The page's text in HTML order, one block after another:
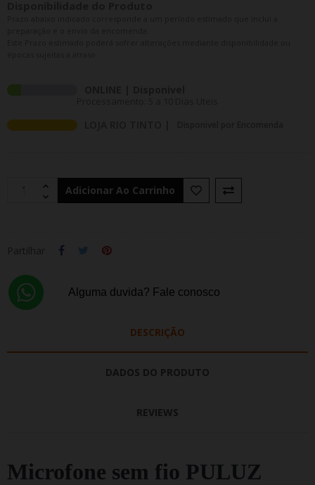
Adicionar Ao Carrinho
Alguma duvida? Fale conosco
DESCRIÇÃO
DADOS DO PRODUTO
REVIEWS
Microfone sem fio PULUZ